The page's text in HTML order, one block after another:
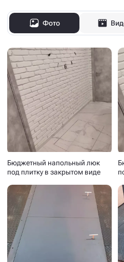
Фото
Бюджетный напольный люк
под плитку в закрытом виде